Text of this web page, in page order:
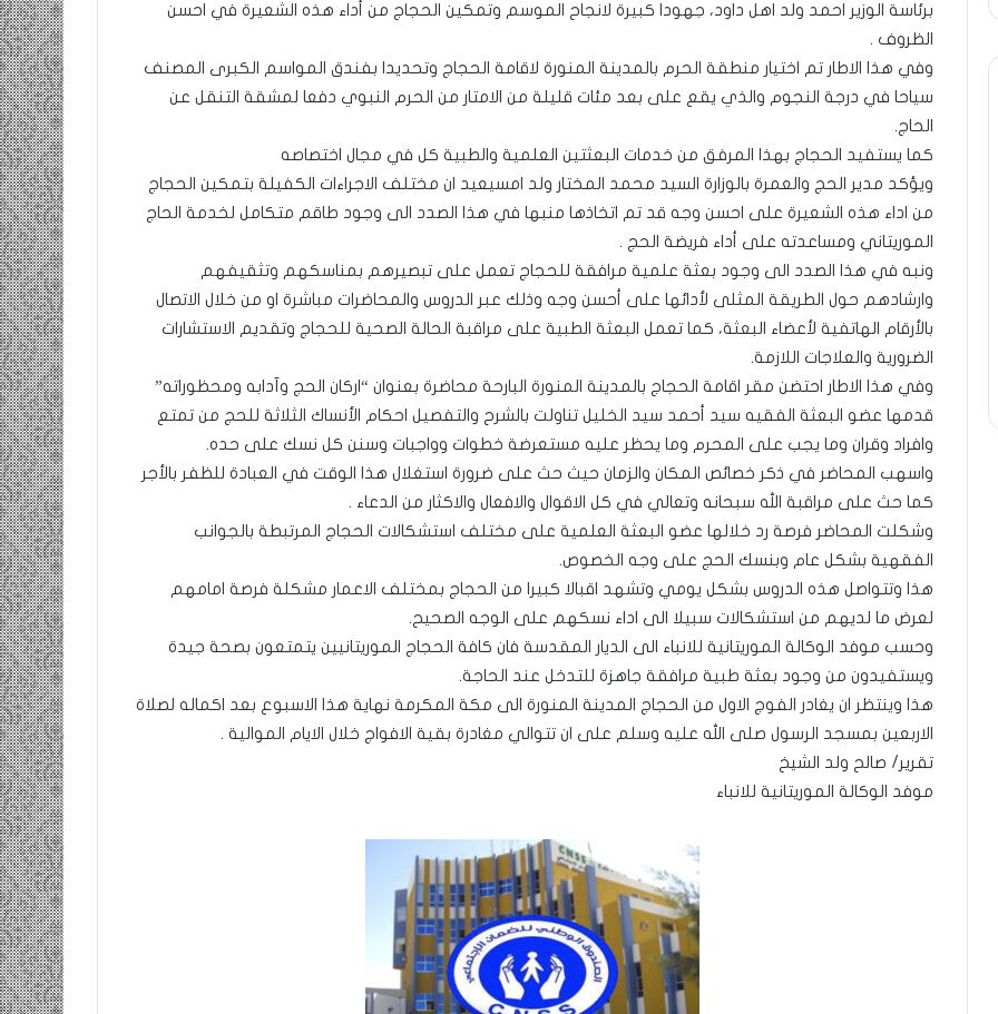
برئاسة الوزير احمد ولد اهل داود، جهودا كبيرة لانجاح الموسم وتمكين الحجاج من أداء هذه الشعيرة في احسن
الظروف .
وفي هذا الاطار تم اختيار منطقة الحرم بالمدينة المنورة لاقامة الحجاج وتحديدا بفندق المواسم الكبرى المصنف
سياحا في درجة النجوم والذي يقع على بعد مئات قليلة من الامتار من الحرم النبوي دفعا لمشقة التنقل عن
الحاج.
كما يستفيد الحجاج بهذا المرفق من خدمات البعثتين العلمية والطبية كل في مجال اختصاصه
ويؤكد مدير الحج والعمرة بالوزارة السيد محمد المختار ولد امسيعيد ان مختلف الاجراءات الكفيلة بتمكين الحجاج
من اداء هذه الشعيرة على احسن وجه قد تم اتخاذها منبها في هذا الصدد الى وجود طاقم متكامل لخدمة الحاج
الموريتاني ومساعدته على أداء فريضة الحج .
ونبه في هذا الصدد الى وجود بعثة علمية مرافقة للحجاج تعمل على تبصيرهم بمناسكهم وتثقيفهم
وارشادهم حول الطريقة المثلى لأدائها على أحسن وجه وذلك عبر الدروس والمحاضرات مباشرة او من خلال الاتصال
بالأرقام الهاتفية لأعضاء البعثة، كما تعمل البعثة الطبية على مراقبة الحالة الصحية للحجاج وتقديم الاستشارات
الضرورية والعلاجات اللازمة.
وفي هذا الاطار احتضن مقر اقامة الحجاج بالمدينة المنورة البارحة محاضرة بعنوان “اركان الحج وآدابه ومحظوراته”
قدمها عضو البعثة الفقيه سيد أحمد سيد الخليل تناولت بالشرح والتفصيل احكام الأنساك الثلاثة للحج من تمتع
وافراد وقران وما يجب على المحرم وما يحظر عليه مستعرضة خطوات وواجبات وسنن كل نسك على حده.
واسهب المحاضر في ذكر خصائص المكان والزمان حيث حث على ضرورة استغلال هذا الوقت في العبادة للظفر بالأجر
كما حث على مراقبة الله سبحانه وتعالي في كل الاقوال والافعال والاكثار من الدعاء .
وشكلت المحاضر فرصة رد خلالها عضو البعثة العلمية على مختلف استشكالات الحجاج المرتبطة بالجوانب
الفقهية بشكل عام وبنسك الحج على وجه الخصوص.
هذا وتتواصل هذه الدروس بشكل يومي وتشهد اقبالا كبيرا من الحجاج بمختلف الاعمار مشكلة فرصة امامهم
لعرض ما لديهم من استشكالات سبيلا الى اداء نسكهم على الوجه الصحيح.
وحسب موفد الوكالة الموريتانية للانباء الى الديار المقدسة فان كافة الحجاج الموريتانيين يتمتعون بصحة جيدة
ويستفيدون من وجود بعثة طبية مرافقة جاهزة للتدخل عند الحاجة.
هذا وينتظر ان يغادر الفوج الاول من الحجاج المدينة المنورة الى مكة المكرمة نهاية هذا الاسبوع بعد اكماله لصلاة
الاربعين بمسجد الرسول صلى الله عليه وسلم على ان تتوالي مغادرة بقية الافواج خلال الايام الموالية .
تقرير/ صالح ولد الشيخ
موفد الوكالة الموريتانية للانباء
المغاضبين
الشريف